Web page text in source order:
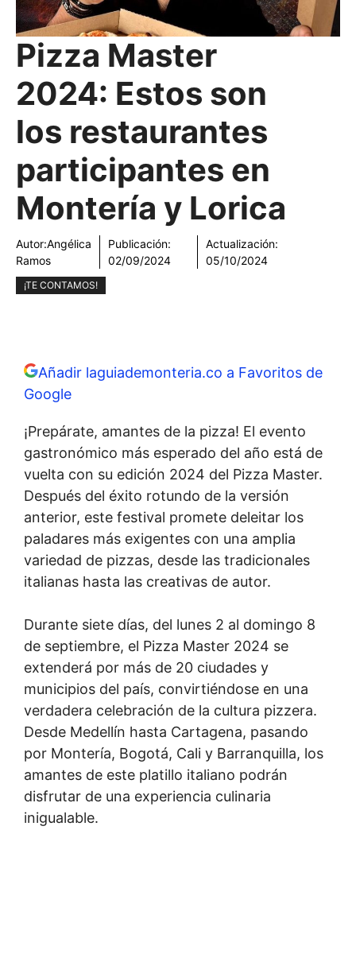
Pizza Master
2024: Estos son
los restaurantes
participantes en
Montería y Lorica
Autor:Angélica
Ramos
Publicación:
02/09/2024
Actualización:
05/10/2024
¡TE CONTAMOS!
Añadir laguiademonteria.co a Favoritos de
Google
¡Prepárate, amantes de la pizza! El evento
gastronómico más esperado del año está de
vuelta con su edición 2024 del Pizza Master.
Después del éxito rotundo de la versión
anterior, este festival promete deleitar los
paladares más exigentes con una amplia
variedad de pizzas, desde las tradicionales
italianas hasta las creativas de autor.
Durante siete días, del lunes 2 al domingo 8
de septiembre, el Pizza Master 2024 se
extenderá por más de 20 ciudades y
municipios del país, convirtiéndose en una
verdadera celebración de la cultura pizzera.
Desde Medellín hasta Cartagena, pasando
por Montería, Bogotá, Cali y Barranquilla, los
amantes de este platillo italiano podrán
disfrutar de una experiencia culinaria
inigualable.